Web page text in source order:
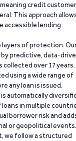
credit
This approach
accessible lending
layers of protection.
predictive, data-
over 17 years.
using a wide range of
any loan is issued.
automatically
in multiple
borrower risk and
or geopolitical events.
we follow a structured